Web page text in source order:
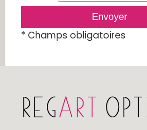
Envoyer
* Champs obligatoires